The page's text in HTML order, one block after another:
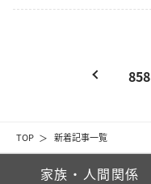
TOP 新着記事一覧
858
家族・人間関係